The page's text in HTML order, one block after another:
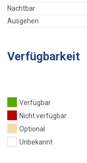
Nachtbar
Ausgehen
Verfügbarkeit
Verfügbar
Nicht verfügbar
Optional
Unbekannt